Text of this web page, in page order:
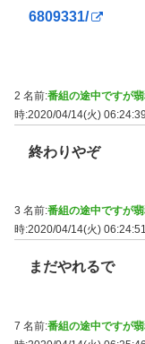
6809331/
2 名前:番組の途中ですが
時:2020/04/14(火)
終わりやぞ
3 名前:番組の途中ですが
時:2020/04/14(火)
まだやれるで
7 名前:番組の途中ですが